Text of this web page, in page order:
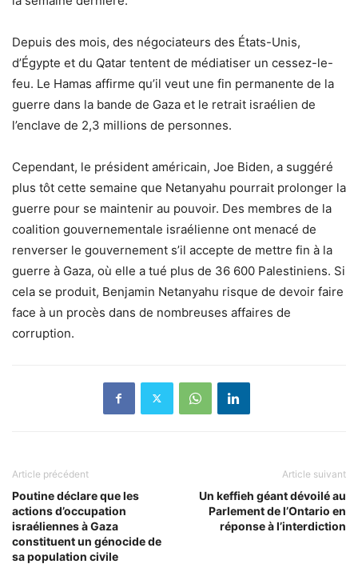
Depuis des mois, des négociateurs des États-Unis,
d’Égypte et du Qatar tentent de médiatiser un cessez-le-
feu. Le Hamas affirme qu’il veut une fin permanente de la
guerre dans la bande de Gaza et le retrait israélien de
l’enclave de 2,3 millions de personnes.
Cependant, le président américain, Joe Biden, a suggéré
plus tôt cette semaine que Netanyahu pourrait prolonger la
guerre pour se maintenir au pouvoir. Des membres de la
coalition gouvernementale israélienne ont menacé de
renverser le gouvernement s’il accepte de mettre fin à la
guerre à Gaza, où elle a tué plus de 36 600 Palestiniens. Si
cela se produit, Benjamin Netanyahu risque de devoir faire
face à un procès dans de nombreuses affaires de
corruption.
Article précédent
Poutine déclare que les
actions d’occupation
israéliennes à Gaza
constituent un génocide de
sa population civile
Article suivant
Un keffieh géant dévoilé au
Parlement de l’Ontario en
réponse à l’interdiction